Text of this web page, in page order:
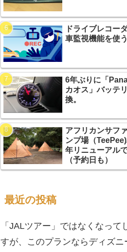
中学
学でソフトテニ
部しました。
ドライブレコー
車監視機能を使う
6年ぶりに「
カオス」バッテ
換。
アフリカンサフ
ンプ場（
年リニューアルで
（予約日も）
最近の投稿
「JALツアー」ではなくなって
すが、このプランならディズニ